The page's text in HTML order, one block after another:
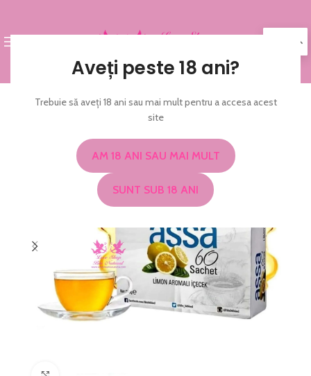
Aveți peste 18 ani?
Trebuie să aveți 18 ani sau mai mult pentru a accesa acest
site
AM 18 ANI SAU MAI MULT
SUNT SUB 18 ANI